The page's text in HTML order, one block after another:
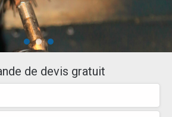
de devis gratuit